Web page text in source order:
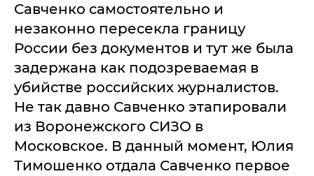
Савченко самостоятельно и
незаконно пересекла границу
России без документов и тут же была
задержана как подозреваемая в
убийстве российских журналистов.
Не так давно Савченко этапировали
из Воронежского СИЗО в
Московское. В данный момент, Юлия
Тимошенко отдала Савченко первое